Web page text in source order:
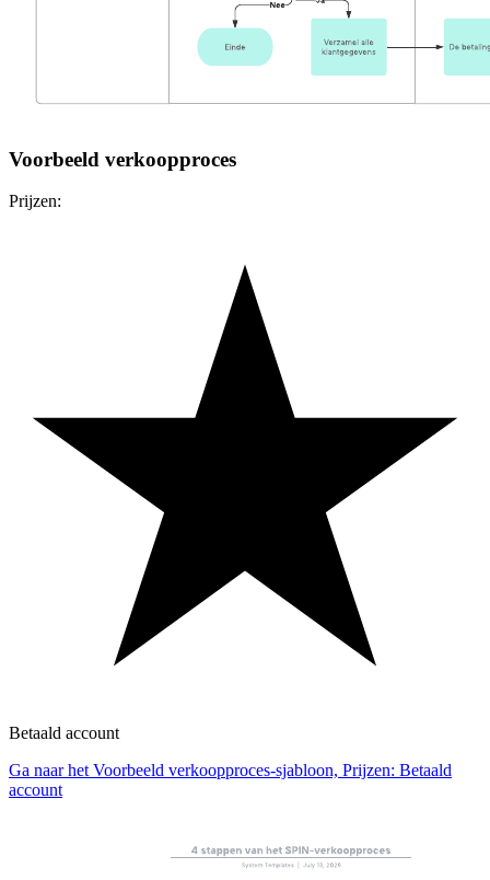
Voorbeeld verkoopproces
Prijzen:
Betaald account
Ga naar het Voorbeeld verkoopproces-sjabloon, Prijzen: Betaald
account